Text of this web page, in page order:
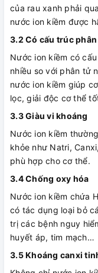
của rau xanh phải
nước ion kiềm được
3.2 Có cấu trúc
Nước ion kiềm có
nhiều so với phân tử
nước ion kiềm giúp
lọc, giải độc cơ thể
3.3 Giàu vi khoáng
Nước ion kiềm
khỏe như Natri,
phù hợp cho cơ thể.
3.4 Chống oxy hóa
Nước ion kiềm chứa
có tác dụng loại bỏ
trị các bệnh nguy
huyết áp, tim mạch…
3.5 Khoáng canxi